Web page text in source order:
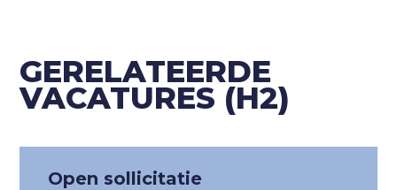
GERELATEERDE
VACATURES (H2)
Open sollicitatie